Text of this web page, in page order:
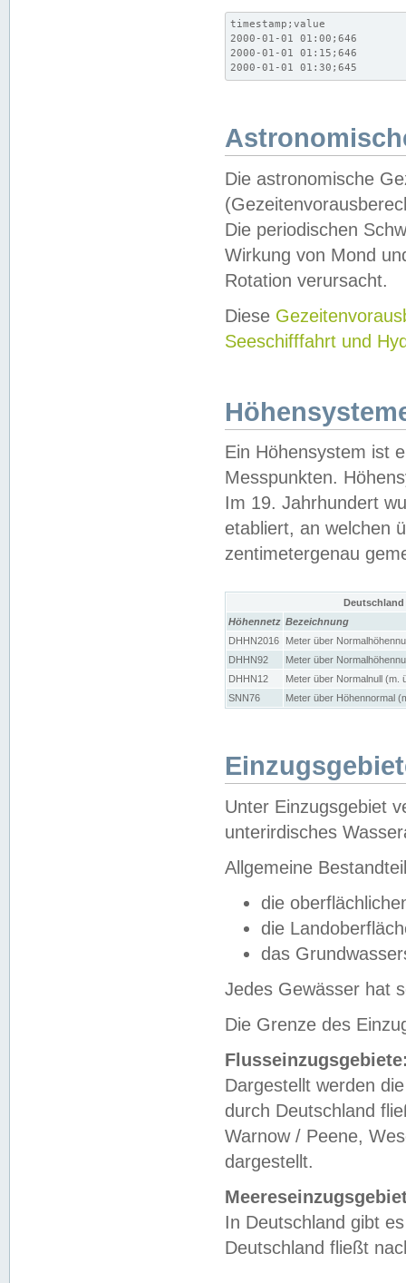
timestamp;value
2000-01-01 01:00;646
2000-01-01 01:15;646
2000-01-01 01:30;645
Die astronomische
Die periodischen
Wirkung von Mond
Rotation verursacht.
Diese
Seeschifffahrt und
Ein Höhensystem ist
Messpunkten.
Im 19. Jahrhundert
etabliert, an welchen
zentimetergenau
Höhennetz Bezeichnung
DHHN2016
Meter über
DHHN92
Meter über
DHHN12
Meter über Normalnull (m.
SNN76
Meter über Höhennormal
Unter Einzugsgebiet
unterirdisches
Allgemeine
die
die
das
Jedes Gewässer hat
Die Grenze des
Dargestellt werden
durch Deutschland
Warnow / Peene,
dargestellt.
In Deutschland gibt
Deutschland fließt